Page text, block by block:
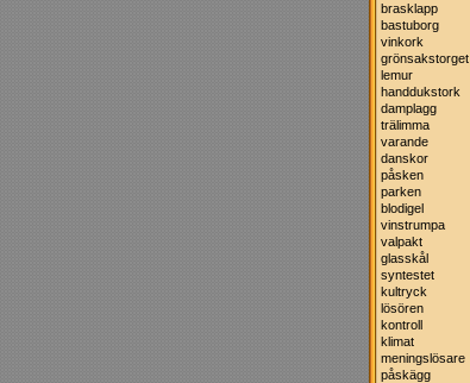
brasklapp
bastuborg
vinkork
grönsakstorget
lemur
handdukstork
damplagg
trälimma
varande
danskor
påsken
parken
blodigel
vinstrumpa
valpakt
glasskål
syntestet
kultryck
lösören
kontroll
klimat
meningslösare
påskägg